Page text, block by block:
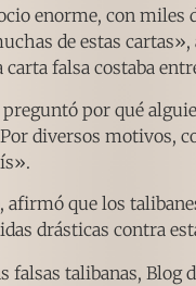
enorme, con miles
de estas
falsa costaba
preguntó por qué
diversos motivos,
afirmó que los
drásticas contra